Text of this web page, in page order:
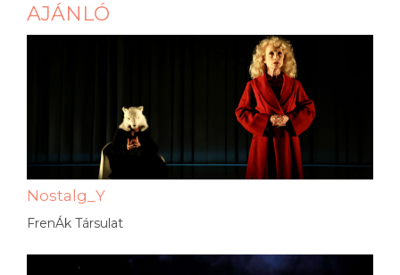
AJÁNLÓ
Nostalg_Y
FrenÁk Társulat